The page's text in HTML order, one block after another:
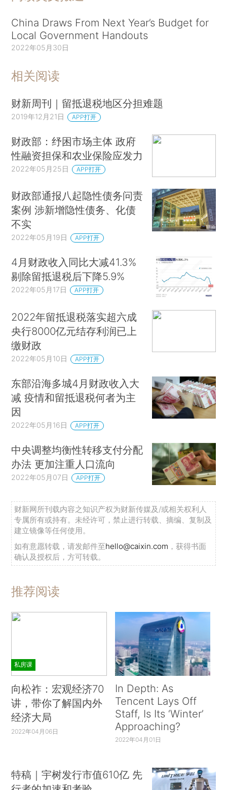
China Draws From Next Year’s Budget for
Local Government Handouts
2022年05月30日
相关阅读
财新周刊｜留抵退税地区分担难题
2019年12月21日 APP打开
财政部：纾困市场主体 政府
性融资担保和农业保险应发力
2022年05月25日 APP打开
财政部通报八起隐性债务问责
案例 涉新增隐性债务、化债
不实
2022年05月19日 APP打开
4月财政收入同比大减41.3%
剔除留抵退税后下降5.9%
2022年05月17日 APP打开
2022年留抵退税落实超六成
央行8000亿元结存利润已上
缴财政
2022年05月10日 APP打开
东部沿海多城4月财政收入大
减 疫情和留抵退税何者为主
因
2022年05月16日 APP打开
中央调整均衡性转移支付分配
办法 更加注重人口流向
2022年05月07日 APP打开
财新网所刊载内容之知识产权为财新传媒及/或相关权利人
专属所有或持有。未经许可，禁止进行转载、摘编、复制及
建立镜像等任何使用。
如有意愿转载，请发邮件至hello@caixin.com ，获得书面
确认及授权后，方可转载。
推荐阅读
私房课
向松祚：宏观经济70
讲，带你了解国内外
经济大局
2022年04月06日
In Depth: As
Tencent Lays Off
Staff, Is Its ‘Winter’
Approaching?
2022年04月01日
特稿｜宇树发行市值610亿 先